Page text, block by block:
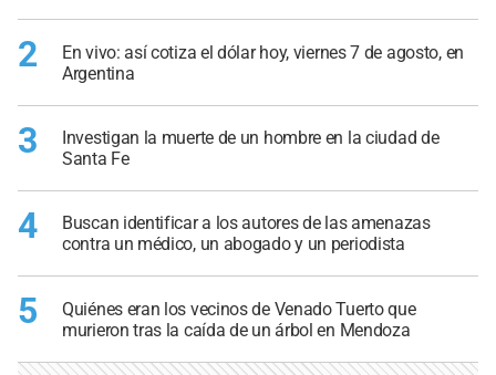
2
En vivo: así cotiza el dólar hoy, viernes 7 de agosto, en
Argentina
3
Investigan la muerte de un hombre en la ciudad de
Santa Fe
4
Buscan identificar a los autores de las amenazas
contra un médico, un abogado y un periodista
5
Quiénes eran los vecinos de Venado Tuerto que
murieron tras la caída de un árbol en Mendoza